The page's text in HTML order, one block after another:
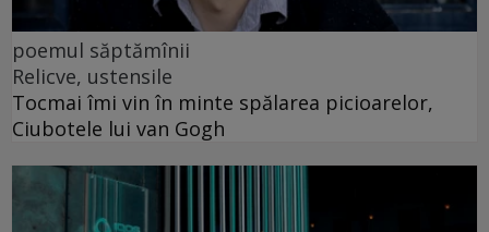
poemul săptămînii
Relicve, ustensile
Tocmai îmi vin în minte spălarea picioarelor,
Ciubotele lui van Gogh